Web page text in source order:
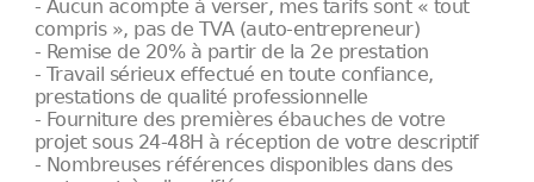
- Aucun acompte à verser, mes tarifs sont « tout
compris », pas de TVA (auto-entrepreneur)
- Remise de 20% à partir de la 2e prestation
- Travail sérieux effectué en toute confiance,
prestations de qualité professionnelle
- Fourniture des premières ébauches de votre
projet sous 24-48H à réception de votre descriptif
- Nombreuses références disponibles dans des